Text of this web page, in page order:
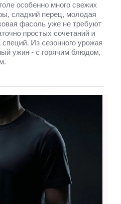
особенно много свежих
сладкий перец, молодая
фасоль уже не требуют
простых сочетаний и
Из сезонного урожая
ужин - с горячим блюдом,